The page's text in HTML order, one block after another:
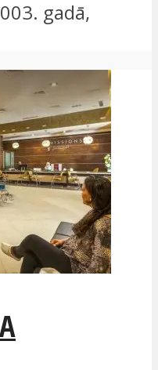
gadā,